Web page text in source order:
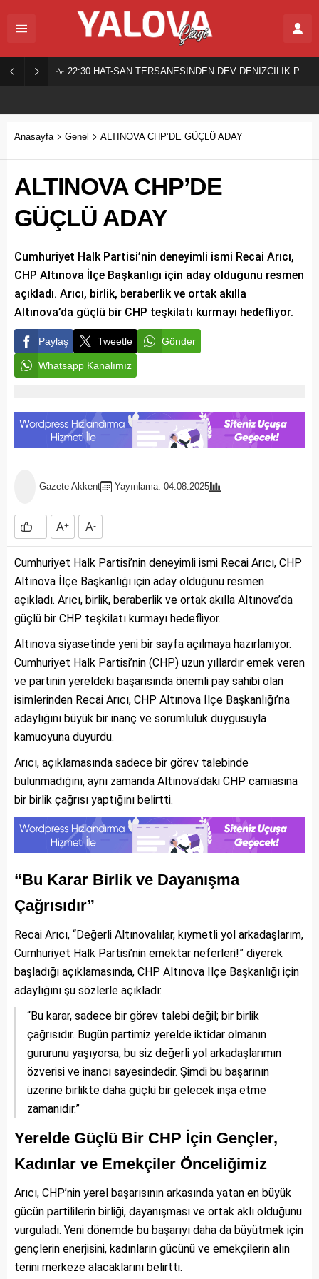
22:30 HAT-SAN TERSANESİNDEN DEV DENİZCİLİK PROJESİ!
Anasayfa Genel ALTINOVA CHP’DE GÜÇLÜ ADAY
ALTINOVA CHP’DE
GÜÇLÜ ADAY
Cumhuriyet Halk Partisi’nin deneyimli ismi Recai Arıcı,
CHP Altınova İlçe Başkanlığı için aday olduğunu resmen
açıkladı. Arıcı, birlik, beraberlik ve ortak akılla
Altınova’da güçlü bir CHP teşkilatı kurmayı hedefliyor.
Paylaş Tweetle Gönder
Whatsapp Kanalımız
Gazete Akkent Yayınlama: 04.08.2025
A+ A-
Cumhuriyet Halk Partisi’nin deneyimli ismi Recai Arıcı, CHP
Altınova İlçe Başkanlığı için aday olduğunu resmen
açıkladı. Arıcı, birlik, beraberlik ve ortak akılla Altınova’da
güçlü bir CHP teşkilatı kurmayı hedefliyor.
Altınova siyasetinde yeni bir sayfa açılmaya hazırlanıyor.
Cumhuriyet Halk Partisi’nin (CHP) uzun yıllardır emek veren
ve partinin yereldeki başarısında önemli pay sahibi olan
isimlerinden Recai Arıcı, CHP Altınova İlçe Başkanlığı’na
adaylığını büyük bir inanç ve sorumluluk duygusuyla
kamuoyuna duyurdu.
Arıcı, açıklamasında sadece bir görev talebinde
bulunmadığını, aynı zamanda Altınova’daki CHP camiasına
bir birlik çağrısı yaptığını belirtti.
“Bu Karar Birlik ve Dayanışma
Çağrısıdır”
Recai Arıcı, “Değerli Altınovalılar, kıymetli yol arkadaşlarım,
Cumhuriyet Halk Partisi’nin emektar neferleri!” diyerek
başladığı açıklamasında, CHP Altınova İlçe Başkanlığı için
adaylığını şu sözlerle açıkladı:
“Bu karar, sadece bir görev talebi değil; bir birlik
çağrısıdır. Bugün partimiz yerelde iktidar olmanın
gururunu yaşıyorsa, bu siz değerli yol arkadaşlarımın
özverisi ve inancı sayesindedir. Şimdi bu başarının
üzerine birlikte daha güçlü bir gelecek inşa etme
zamanıdır.”
Yerelde Güçlü Bir CHP İçin Gençler,
Kadınlar ve Emekçiler Önceliğimiz
Arıcı, CHP’nin yerel başarısının arkasında yatan en büyük
gücün partililerin birliği, dayanışması ve ortak aklı olduğunu
vurguladı. Yeni dönemde bu başarıyı daha da büyütmek için
gençlerin enerjisini, kadınların gücünü ve emekçilerin alın
terini merkeze alacaklarını belirtti.